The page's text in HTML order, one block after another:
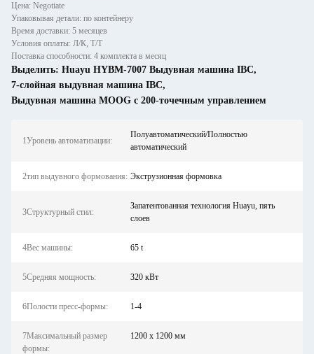
Цена: Negotiate
Упаковывая детали: по контейнеру
Время доставки: 5 месяцев
Условия оплаты: Л/К, Т/Т
Поставка способности: 4 комплекта в месяц
Выделить: Huayu HYBM-7007 Выдувная машина IBC,
7-слойная выдувная машина IBC,
Выдувная машина MOOG с 200-точечным управлением
1Уровень автоматизации:
Полуавтоматический/Полностью
автоматический
2тип выдувного формования: Экструзионная формовка
3Структурный стил:
Запатентованная технология Huayu, пять
слоев
4Вес машины: 65 t
5Средняя мощность: 320 кВт
6Полости пресс-формы: 1-4
7Максимальный размер
формы:
1200 х 1200 мм